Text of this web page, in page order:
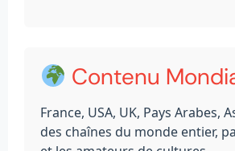
Contenu
France, USA, UK, Pays Arabes,
des chaînes du monde entier,